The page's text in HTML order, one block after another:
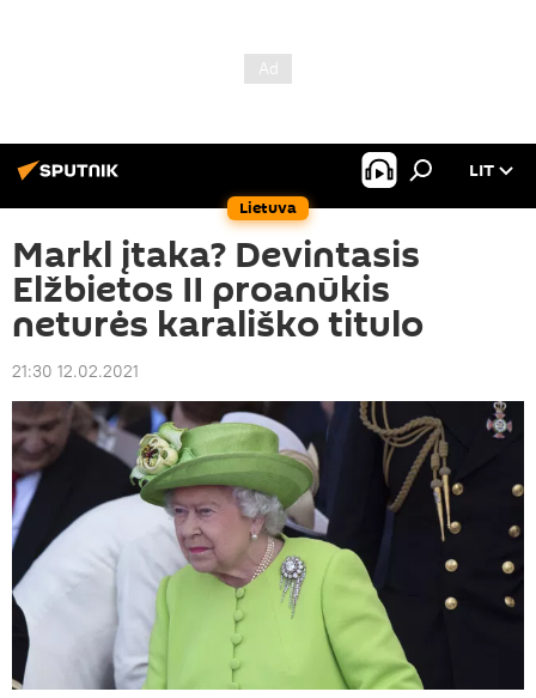
Lietuva
LIT
Markl įtaka? Devintasis
Elžbietos II proanūkis
neturės karališko titulo
21:30 12.02.2021